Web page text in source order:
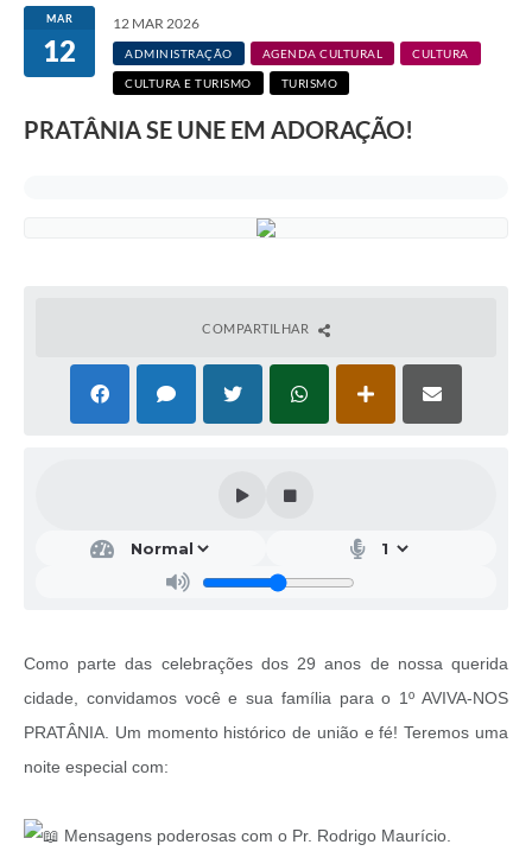
MAR
12
12 MAR 2026
ADMINISTRAÇÃO AGENDA CULTURAL CULTURA
CULTURA E TURISMO TURISMO
PRATÂNIA SE UNE EM ADORAÇÃO!
COMPARTILHAR
Como parte das celebrações dos 29 anos de nossa querida
cidade, convidamos você e sua família para o 1º AVIVA-NOS
PRATÂNIA. Um momento histórico de união e fé! Teremos uma
noite especial com:
Mensagens poderosas com o Pr. Rodrigo Maurício.